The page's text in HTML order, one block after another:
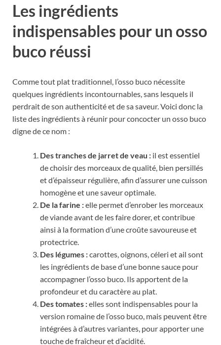
Les ingrédients
indispensables pour un osso
buco réussi
Comme tout plat traditionnel, l’osso buco nécessite
quelques ingrédients incontournables, sans lesquels il
perdrait de son authenticité et de sa saveur. Voici donc la
liste des ingrédients à réunir pour concocter un osso buco
digne de ce nom :
Des tranches de jarret de veau : il est essentiel
de choisir des morceaux de qualité, bien persillés
et d’épaisseur régulière, afin d’assurer une cuisson
homogène et une saveur optimale.
De la farine :elle permet d’enrober les morceaux
de viande avant de les faire dorer, et contribue
ainsi à la formation d’une croûte savoureuse et
protectrice.
Des légumes :carottes, oignons, céleri et ail sont
les ingrédients de base d’une bonne sauce pour
accompagner l’osso buco. Ils apportent de la
profondeur et du caractère au plat.
Des tomates :elles sont indispensables pour la
version romaine de l’osso buco, mais peuvent être
intégrées à d’autres variantes, pour apporter une
touche de fraîcheur et d’acidité.